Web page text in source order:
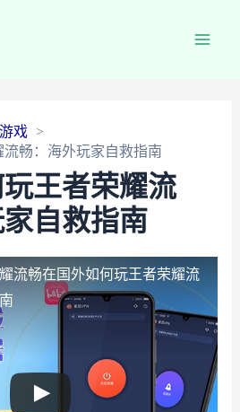
戏
畅：海外玩家自救指南
王者荣耀流
自救指南
流畅在国外如何玩王者荣耀流